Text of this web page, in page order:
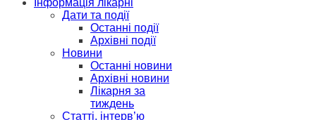
Інформація лікарні
Дати та події
Останні події
Архівні події
Новини
Останні новини
Архівні новини
Лікарня за
тиждень
Статті, інтерв’ю